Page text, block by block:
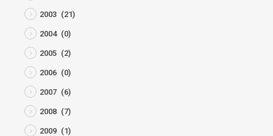
2003 (21)
2004 (0)
2005 (2)
2006 (0)
2007 (6)
2008 (7)
2009 (1)